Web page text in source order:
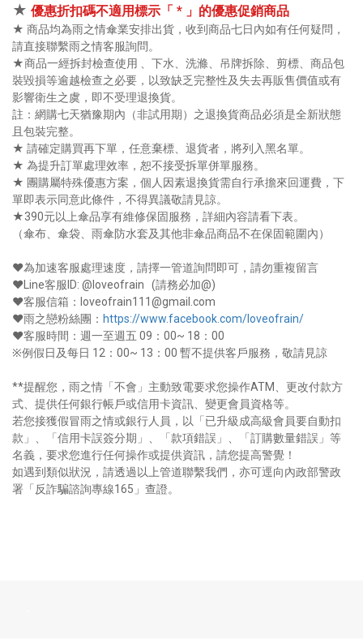
★ 優惠折扣碼不適用標示「 * 」的優惠促銷商品
★ 商品均為雨之情傘業安排出貨，收到商品七日內如有任何疑問，
請直接聯繫雨之情客服詢問。
★商品一經拆封檢查使用 、下水、洗滌、吊牌拆除、剪標、商品包
裝毀損等逾越檢查之必要，以致缺乏完整性及失去再販售價值或有
影響衛生之虞，即不受理退換貨。
註：網購七天猶豫期內（非試用期）之退換貨商品必須是全新狀態
且包裝完整。
★ 請確定購買再下單，任意棄標、退貨者，將列入黑名單。
★ 為提升訂單處理效率，恕不接受拆單併單服務。
★ 團購屬特殊優惠方案，個人因素退換貨需自行承擔來回運費，下
單即表示同意此條件，不得異議敬請見諒。
★390元以上傘品享有維修保固服務，詳細內容請看下表。
（傘布、傘袋、雨傘防水套及其他非傘品商品不在保固範圍內）
❤為加速客服處理速度，請擇一管道詢問即可，請勿重複留言
❤Line客服ID: @loveofrain (請務必加@)
❤客服信箱：loveofrain111@gmail.com
❤雨之戀粉絲團： https://www.facebook.com/loveofrain/
❤客服時間：週一至週五 09：00~ 18：00
※例假日及每日 12：00~ 13：00 暫不提供客戶服務，敬請見諒
**提醒您，雨之情「不會」主動致電要求您操作ATM、更改付款方
式、提供任何銀行帳戶或信用卡資訊、變更會員資格等。
若您接獲假冒雨之情或銀行人員，以「已升級成高級會員要自動扣
款」、「信用卡誤簽分期」、「款項錯誤」、「訂購數量錯誤」等
名義，要求您進行任何操作或提供資訊，請您提高警覺！
如遇到類似狀況，請透過以上管道聯繫我們，亦可逕向內政部警政
署「反詐騙諮詢專線165」查證。